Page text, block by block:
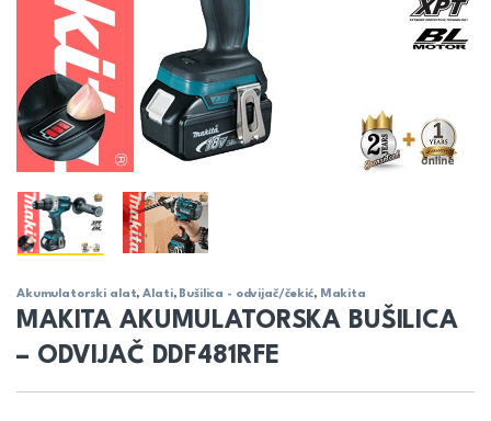
Akumulatorski alat,Alati, Bušilica - odvijač/čekić, Makita
MAKITA AKUMULATORSKA BUŠILICA
– ODVIJAČ DDF481RFE